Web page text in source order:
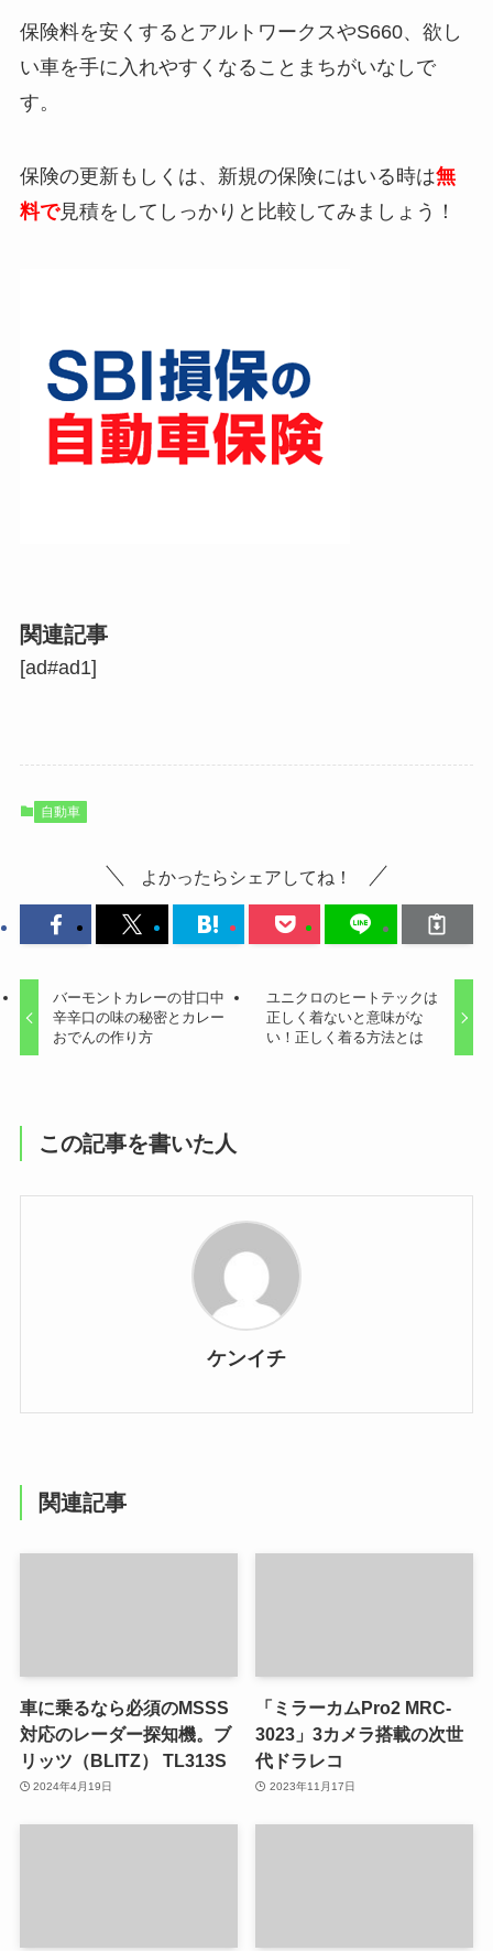
保険料を安くするとアルトワークスやS660、欲し
い車を手に入れやすくなることまちがいなしで
す。
保険の更新もしくは、新規の保険にはいる時は無
料で見積をしてしっかりと比較してみましょう！
関連記事
[ad#ad1]
自動車
よかったらシェアしてね！
バーモントカレーの甘口中
辛辛口の味の秘密とカレー
おでんの作り方
ユニクロのヒートテックは
正しく着ないと意味がな
い！正しく着る方法とは
この記事を書いた人
ケンイチ
関連記事
車に乗るなら必須のMSSS
対応のレーダー探知機。ブ
リッツ（BLITZ） TL313S
2024年4月19日
「ミラーカムPro2 MRC-
3023」3カメラ搭載の次世
代ドラレコ
2023年11月17日